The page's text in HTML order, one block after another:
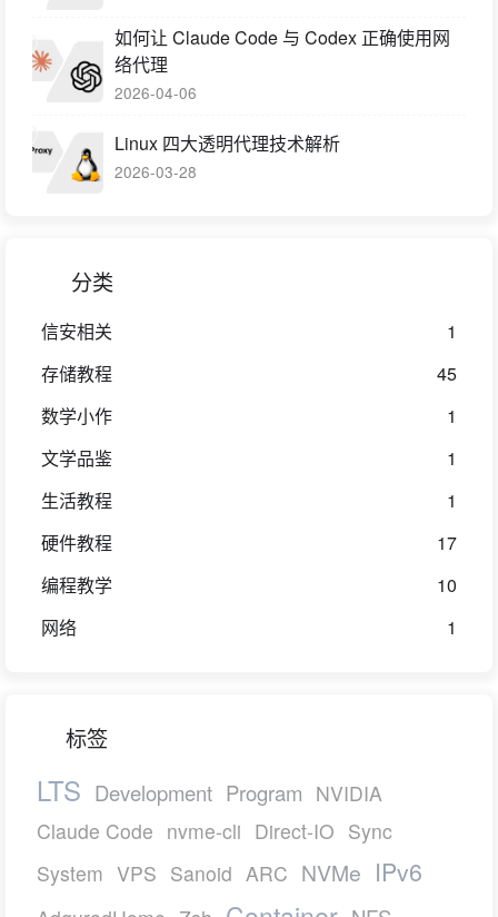
如何让 Claude Code 与 Codex 正确使用网
络代理
2026-04-06
Linux 四大透明代理技术解析
2026-03-28
分类
信安相关
1
存储教程
45
数学小作
1
文学品鉴
1
生活教程
1
硬件教程
17
编程教学
10
网络
1
标签
LTS Development Program NVIDIA
Claude Code nvme-cli Direct-IO Sync
System VPS Sanoid ARC NVMe IPv6